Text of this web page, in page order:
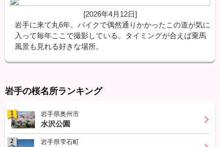
[2026年4月12日]
岩手に来て丸6年。バイクで偶然通りかかったこの道が気に
入って毎年ここで撮影している。タイミングが合えば乗馬
風景も見れる好きな場所。
岩手の桜名所ランキング
1 岩手県奥州市
水沢公園
2 岩手県雫石町